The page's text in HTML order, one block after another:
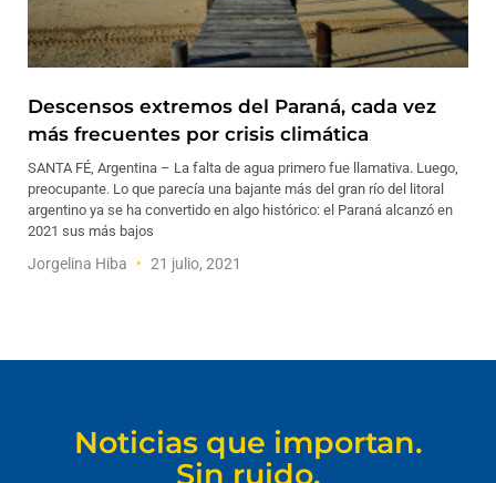
Descensos extremos del Paraná, cada vez
más frecuentes por crisis climática
SANTA FÉ, Argentina – La falta de agua primero fue llamativa. Luego,
preocupante. Lo que parecía una bajante más del gran río del litoral
argentino ya se ha convertido en algo histórico: el Paraná alcanzó en
2021 sus más bajos
Jorgelina Hiba 21 julio, 2021
Noticias que importan.
Sin ruido.